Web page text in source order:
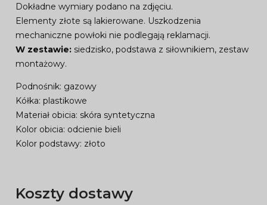
Dokładne wymiary podano na zdjęciu.
Elementy złote są lakierowane. Uszkodzenia
mechaniczne powłoki nie podlegają reklamacji.
W zestawie: siedzisko, podstawa z siłownikiem, zestaw
montażowy.
Podnośnik: gazowy
Kółka: plastikowe
Materiał obicia: skóra syntetyczna
Kolor obicia: odcienie bieli
Kolor podstawy: złoto
Koszty dostawy